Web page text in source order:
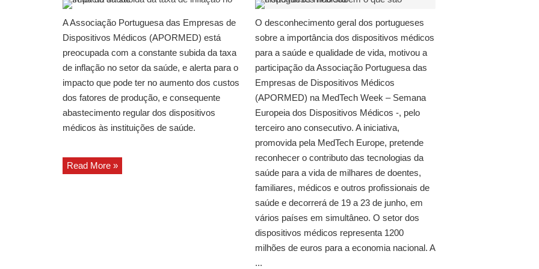
A Associação Portuguesa das Empresas de
Dispositivos Médicos (APORMED) está
preocupada com a constante subida da taxa
de inflação no setor da saúde, e alerta para o
impacto que pode ter no aumento dos custos
dos fatores de produção, e consequente
abastecimento regular dos dispositivos
médicos às instituições de saúde.
Read More »
O desconhecimento geral dos portugueses
sobre a importância dos dispositivos médicos
para a saúde e qualidade de vida, motivou a
participação da Associação Portuguesa das
Empresas de Dispositivos Médicos
(APORMED) na MedTech Week – Semana
Europeia dos Dispositivos Médicos -, pelo
terceiro ano consecutivo. A iniciativa,
promovida pela MedTech Europe, pretende
reconhecer o contributo das tecnologias da
saúde para a vida de milhares de doentes,
familiares, médicos e outros profissionais de
saúde e decorrerá de 19 a 23 de junho, em
vários países em simultâneo. O setor dos
dispositivos médicos representa 1200
milhões de euros para a economia nacional. A
...